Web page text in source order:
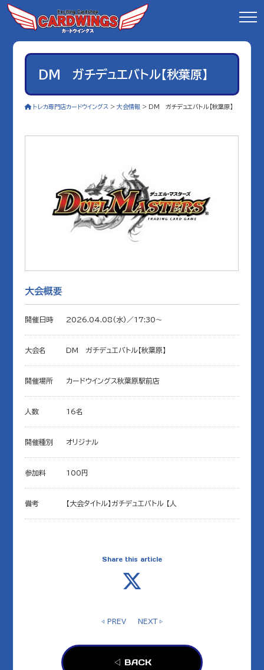
DM ガチデュエバトル【秋葉原】
トレカ専門店カードウイングス >大会情報 > DM ガチデュエバトル【秋葉原】
大会概要
開催日時 2026.04.08(水)／17:30〜
大会名 DM ガチデュエバトル【秋葉原】
開催場所 カードウイングス秋葉原駅前店
人数 16名
開催種別 オリジナル
参加料 100円
備考 【大会タイトル】ガチデュエバトル 【人
Share this article
◁ PREV NEXT ▷
◁ BACK